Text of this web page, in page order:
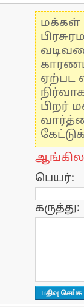
மக்கள்
ஏற்பட
பிறர்
பெயர்:
கருத்து: